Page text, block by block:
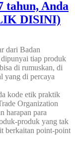
tahun, Anda
DISINI)
dari Badan
tiap produk
di rumuskan, di
yang di percaya
kode etik praktik
Organization
harapan para
produk yang tak
berkaitan point-point